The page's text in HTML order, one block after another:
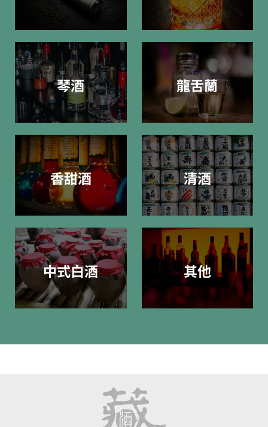
琴酒 龍舌蘭
香甜酒 清酒
中式白酒 其他